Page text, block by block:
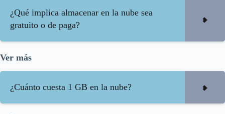
¿Qué implica almacenar en la nube sea
gratuito o de paga?
Ver más
¿Cuánto cuesta 1 GB en la nube?